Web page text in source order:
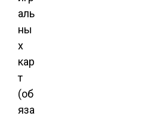
аль
ны
х
кар
т
(об
яза